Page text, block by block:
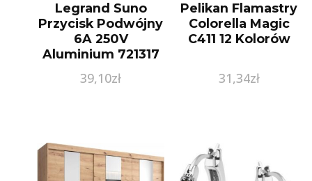
Legrand Suno
Przycisk Podwójny
6A 250V
Aluminium 721317
39,10zł
Pelikan Flamastry
Colorella Magic
C411 12 Kolorów
31,34zł